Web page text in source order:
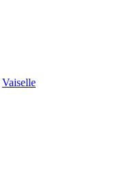
Vaiselle